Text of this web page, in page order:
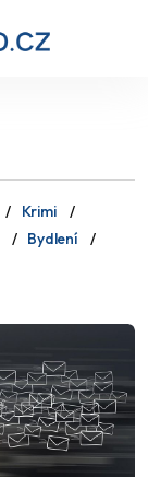
Krimi
Bydlení